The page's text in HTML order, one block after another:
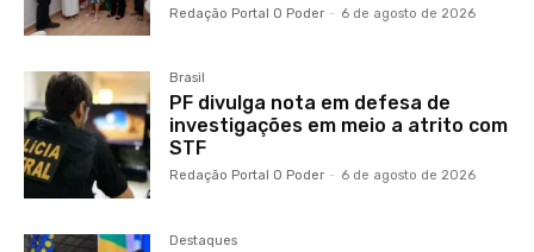
Redação Portal O Poder - 6 de agosto de 2026
Brasil
PF divulga nota em defesa de
investigações em meio a atrito com
STF
Redação Portal O Poder - 6 de agosto de 2026
Destaques